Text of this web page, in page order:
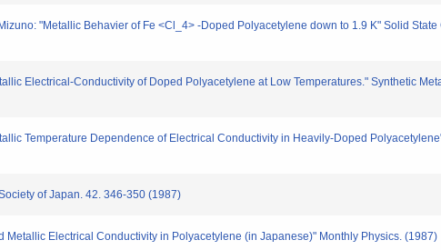
"Metallic Behavier of Fe <Cl_4> -Doped Polyacetylene down to 1.9 K" Solid
Electrical-Conductivity of Doped Polyacetylene at Low Temperatures." Synthetic
Temperature Dependence of Electrical Conductivity in Heavily-Doped
of Japan. 42. 346-350 (1987)
Electrical Conductivity in Polyacetylene (in Japanese)" Monthly Physics. (1987)